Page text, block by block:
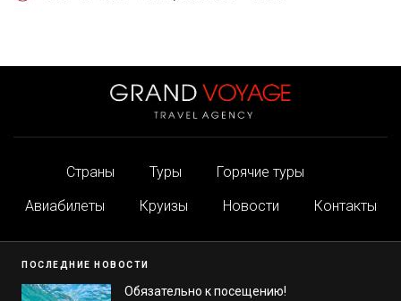
Страны Туры
Горячие туры
Авиабилеты
Круизы Новости Контакты
ПОСЛЕДНИЕ НОВОСТИ
Обязательно к посещению!